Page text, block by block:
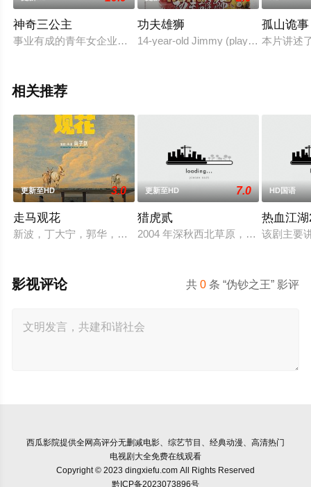
神奇三公主
事业有成的青年女企业家芊芊在出差途中私人飞机遭遇气流，
功夫雄狮
14-year-old Jimmy (played by Tyrell
孤山诡事
本片讲述
相关推荐
更新至HD 3.0
走马观花
新波，丁大宁，郭华，程一木他们毕业于同一所大学。他们和
更新至HD 7.0
猎虎贰
2004 年深秋西北草原，假交警截停
HD国语
热血江湖
该剧主要
共0 条 “伪钞之王” 影评
影视评论
西瓜影院提供全网高评分无删减电影、综艺节目、经典动漫、高清热门
电视剧大全免费在线观看
Copyright © 2023 dingxiefu.com All Rights Reserved
黔ICP备2023073896号